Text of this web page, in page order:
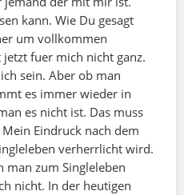
kann. Wie Du gesagt
um vollkommen
fuer mich nicht ganz.
sein. Aber ob man
es immer wieder in
es nicht ist. Das muss
Eindruck nach dem
verherrlicht wird.
man zum Singleleben
nicht. In der heutigen